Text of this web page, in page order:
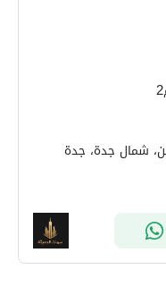
شمال جدة، جدة